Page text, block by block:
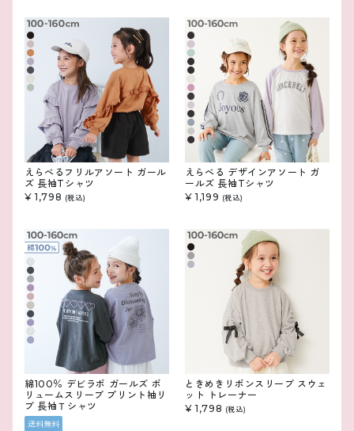
えらべるフリルアソート ガール
ズ 長袖Tシャツ
¥ 1,798 (税込)
えらべる デザインアソート ガ
ールズ 長袖Tシャツ
¥ 1,199 (税込)
綿100％ デビラボ ガールズ ボ
リュームスリーブ プリント袖リ
ブ 長袖Ｔシャツ
送料無料
ときめきリボンスリーブ スウェ
ット トレーナー
¥ 1,798 (税込)